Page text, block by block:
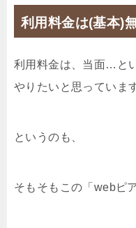
利用料金は(基本)
利用料金は、当面…と
やりたいと思っていま
というのも、
そもそもこの「webピ